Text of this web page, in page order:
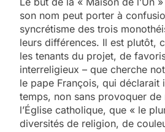
son nom peut porter à
syncrétisme des trois
leurs différences. Il est plutôt,
les tenants du projet, de
interreligieux – que cherche
le pape François, qui déclarait
temps, non sans provoquer de
l’Église catholique, que « le
diversités de religion, de